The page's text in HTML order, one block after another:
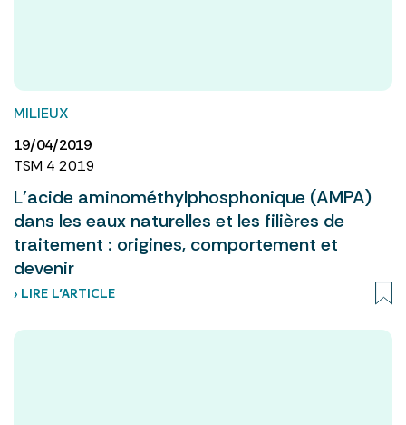
MILIEUX
19/04/2019
TSM 4 2019
L’acide aminométhylphosphonique (AMPA)
dans les eaux naturelles et les filières de
traitement : origines, comportement et
devenir
› LIRE L’ARTICLE